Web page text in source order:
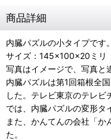
商品詳細
内臓パズルの小タイプです。
サイズ：145×100×20ミリ
写真はイメージで、写真と
内臓パズルは第1回箱根全
した。テレビ東京のテレビ
では、内臓パズルの変形タ
また、かんてんの会社「か
た。